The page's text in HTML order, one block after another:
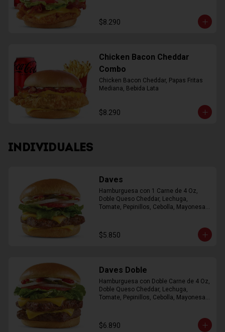
$8.290
Chicken Bacon Cheddar
Combo
Chicken Bacon Cheddar, Papas Fritas
Mediana, Bebida Lata
$8.290
INDIVIDUALES
Daves
Hamburguesa con 1 Carne de 4 Oz,
Doble Queso Cheddar, Lechuga,
Tomate, Pepinillos, Cebolla, Mayonesa,
$5.850
Daves Doble
Hamburguesa con Doble Carne de 4 Oz,
Doble Queso Cheddar, Lechuga,
Tomate, Pepinillos, Cebolla, Mayonesa,
$6.890